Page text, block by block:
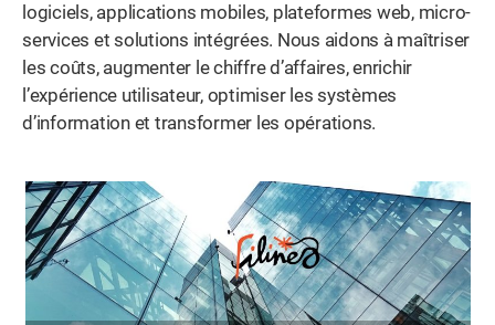
logiciels, applications mobiles, plateformes web, micro-
services et solutions intégrées. Nous aidons à maîtriser
les coûts, augmenter le chiffre d’affaires, enrichir
l’expérience utilisateur, optimiser les systèmes
d’information et transformer les opérations.